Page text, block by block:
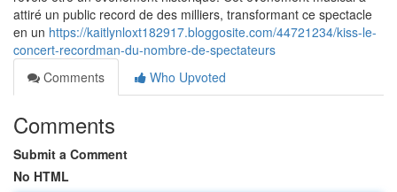
attiré un public record de des milliers, transformant ce spectacle
en un https://kaitlynloxt182917.bloggosite.com/44721234/kiss-le-
concert-recordman-du-nombre-de-spectateurs
Comments
Who Upvoted
Comments
Submit a Comment
No HTML